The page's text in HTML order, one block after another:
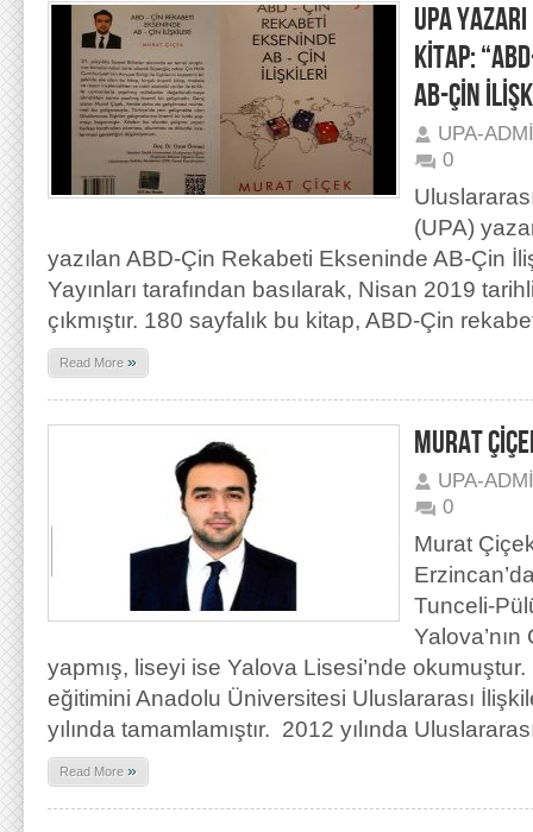
UPA
KİTAP:
AB-ÇİN
UPA-
0
(UPA)
yazılan ABD-Çin Rekabeti Ekseninde AB-Çin
Yayınları tarafından basılarak, Nisan 2019
çıkmıştır. 180 sayfalık bu kitap, ABD-Çin
Read More »
MURAT
UPA-
0
Murat
Tunceli-
Yalova’nın
yapmış, liseyi ise Yalova Lisesi’nde
eğitimini Anadolu Üniversitesi Uluslararası
yılında tamamlamıştır. 2012 yılında
Read More »